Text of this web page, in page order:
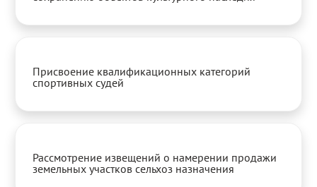
Присвоение квалификационных категорий
спортивных судей
Рассмотрение извещений о намерении продажи
земельных участков сельхоз назначения